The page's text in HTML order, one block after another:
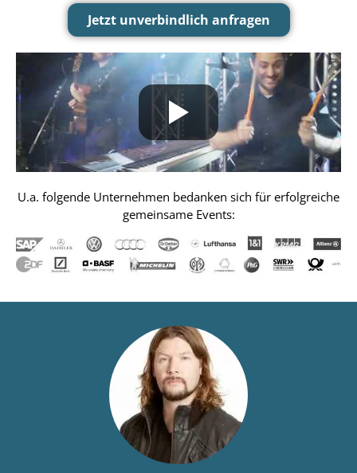
Jetzt unverbindlich anfragen
U.a. folgende Unternehmen bedanken sich für erfolgreiche
gemeinsame Events: